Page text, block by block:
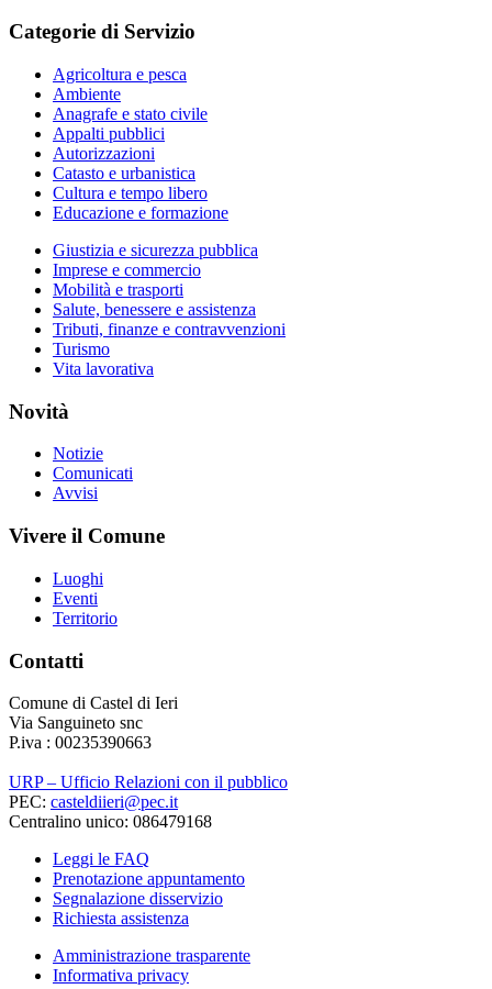
Categorie di Servizio
Agricoltura e pesca
Ambiente
Anagrafe e stato civile
Appalti pubblici
Autorizzazioni
Catasto e urbanistica
Cultura e tempo libero
Educazione e formazione
Giustizia e sicurezza pubblica
Imprese e commercio
Mobilità e trasporti
Salute, benessere e assistenza
Tributi, finanze e contravvenzioni
Turismo
Vita lavorativa
Novità
Notizie
Comunicati
Avvisi
Vivere il Comune
Luoghi
Eventi
Territorio
Contatti
Comune di Castel di Ieri
Via Sanguineto snc
P.iva : 00235390663
URP – Ufficio Relazioni con il pubblico
PEC: casteldiieri@pec.it
Centralino unico: 086479168
Leggi le FAQ
Prenotazione appuntamento
Segnalazione disservizio
Richiesta assistenza
Amministrazione trasparente
Informativa privacy